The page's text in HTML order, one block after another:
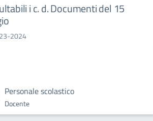
i c. d. Documenti del 15
2024
Personale scolastico
Docente